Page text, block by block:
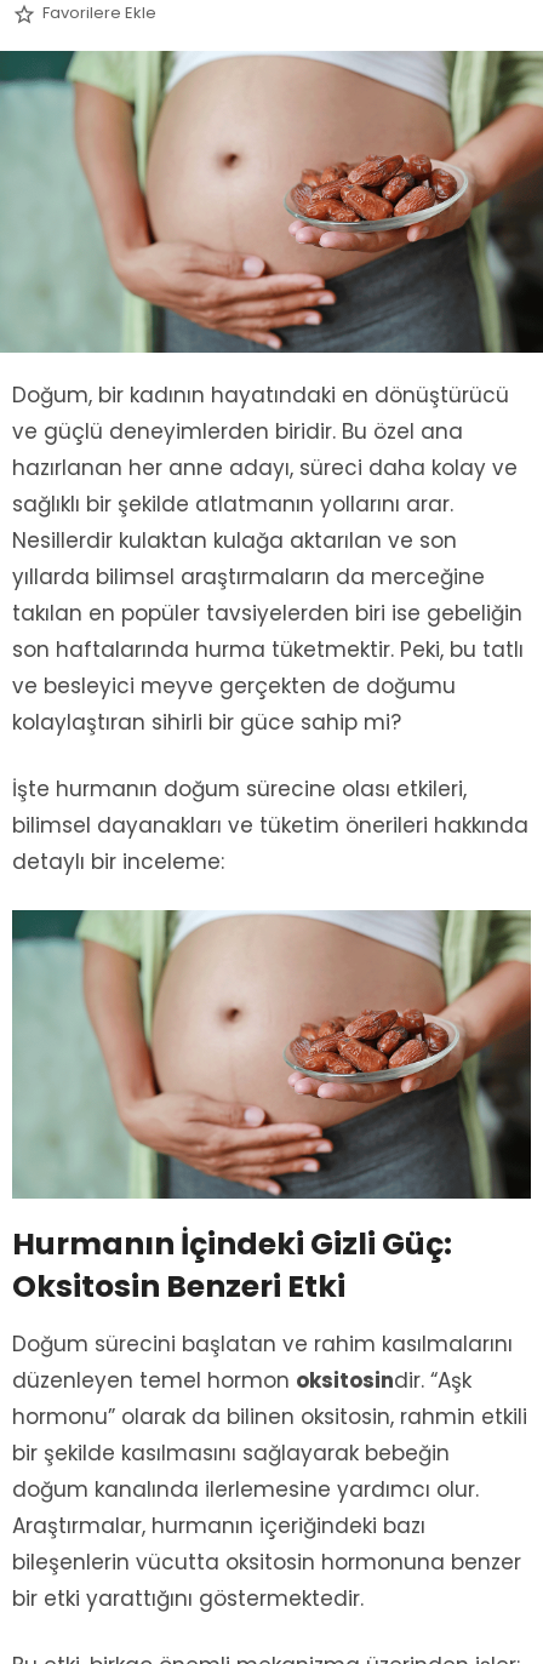
 Favorilere Ekle
Doğum, bir kadının hayatındaki en dönüştürücü
ve güçlü deneyimlerden biridir. Bu özel ana
hazırlanan her anne adayı, süreci daha kolay ve
sağlıklı bir şekilde atlatmanın yollarını arar.
Nesillerdir kulaktan kulağa aktarılan ve son
yıllarda bilimsel araştırmaların da merceğine
takılan en popüler tavsiyelerden biri ise gebeliğin
son haftalarında hurma tüketmektir. Peki, bu tatlı
ve besleyici meyve gerçekten de doğumu
kolaylaştıran sihirli bir güce sahip mi?
İşte hurmanın doğum sürecine olası etkileri,
bilimsel dayanakları ve tüketim önerileri hakkında
detaylı bir inceleme:
Hurmanın İçindeki Gizli Güç:
Oksitosin Benzeri Etki
Doğum sürecini başlatan ve rahim kasılmalarını
düzenleyen temel hormon oksitosindir. “Aşk
hormonu” olarak da bilinen oksitosin, rahmin etkili
bir şekilde kasılmasını sağlayarak bebeğin
doğum kanalında ilerlemesine yardımcı olur.
Araştırmalar, hurmanın içeriğindeki bazı
bileşenlerin vücutta oksitosin hormonuna benzer
bir etki yarattığını göstermektedir.